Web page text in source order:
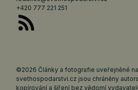
+420 777 221 251
©2026 Články a fotografie uveřejněné
svethospodarstvi.cz jsou chráněny
kopírování a šíření bez vědomí